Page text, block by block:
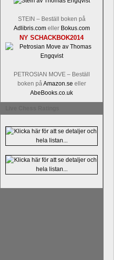
STEIN – Beställ boken på
Adlibris.comeller Bokus.com
NY SCHACKBOK2014
PETROSIAN MOVE – Beställ
boken påAmazon.se eller
AbeBooks.co.uk